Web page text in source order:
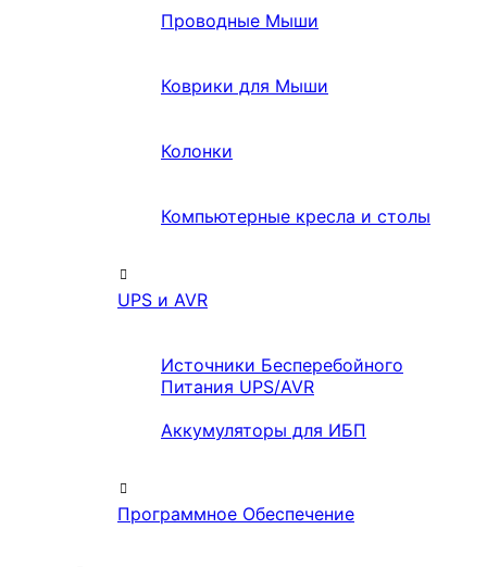
Проводные Мыши
Коврики для Мыши
Колонки
Компьютерные кресла и столы
UPS и AVR
Источники Бесперебойного
Питания UPS/AVR
Аккумуляторы для ИБП
Программное Обеспечение